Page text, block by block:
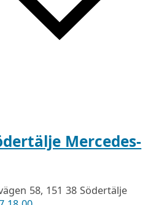
Mercedes-
58, 151 38 Södertälje